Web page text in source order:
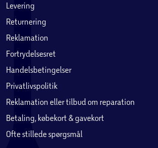
Levering
Returnering
Reklamation
Fortrydelsesret
Handelsbetingelser
Privatlivspolitik
Reklamation eller tilbud om reparation
Betaling, købekort & gavekort
Ofte stillede spørgsmål